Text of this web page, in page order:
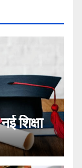
शिक्षा